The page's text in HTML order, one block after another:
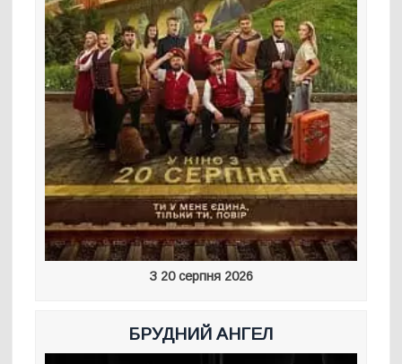
З 20 серпня 2026
БРУДНИЙ АНГЕЛ